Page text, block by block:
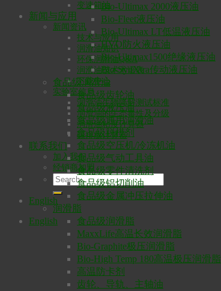
变速箱油
新闻与应用
新闻资讯
技术与应用
润滑油知识
环保润滑油Q&A
润滑油技术术语表
下载中心
实验室信息
润滑油生物降解测试标准
润滑油的生态毒性及分级
润滑油粘度计算器
碳排放计算器
联系我们
加入我们
经销商加盟
English
English
Bio-Ultimax 2000液压油
Bio-Fleet液压油
Bio-Ultimax LT低温液压油
HVO防火液压油
Bio-Ultimax1500绝缘液压油
Bio-SynXtra传动液压油
食品级润滑油
食品级齿轮油
食品级液压油
食品级通用润滑油
食品级脱模剂
食品级空压机/冷冻机油
食品级气动工具油
食品级零件清洗剂
食品级铝切削油
食品级金属冲压拉伸油
润滑脂
食品级润滑脂
MaxxLife高温长效润滑脂
Bio-Graphite极压润滑脂
Bio-High Temp 180高温极压润滑脂
高温防卡剂
齿轮、导轨、主轴油